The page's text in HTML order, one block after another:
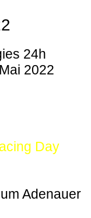
24h
2022
Day
Adenauer